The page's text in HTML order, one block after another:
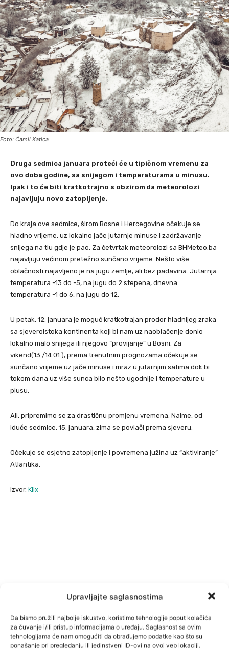
Upravljajte saglasnostima
Da bismo pružili najbolje iskustvo, koristimo tehnologije poput kolačića
za čuvanje i/ili pristup informacijama o uređaju. Saglasnost sa ovim
tehnologijama će nam omogućiti da obrađujemo podatke kao što su
ponašanje pri pregledanju ili jedinstveni ID-ovi na ovoj veb lokaciji.
Foto: Ćamil Katica
Druga sedmica januara proteći će u tipičnom vremenu za
ovo doba godine, sa snijegom i temperaturama u minusu.
Ipak i to će biti kratkotrajno s obzirom da meteorolozi
najavljuju novo zatopljenje.
Do kraja ove sedmice, širom Bosne i Hercegovine očekuje se
hladno vrijeme, uz lokalno jače jutarnje minuse i zadržavanje
snijega na tlu gdje je pao. Za četvrtak meteorolozi sa BHMeteo.ba
najavljuju većinom pretežno sunčano vrijeme. Nešto više
oblačnosti najavljeno je na jugu zemlje, ali bez padavina. Jutarnja
temperatura -13 do -5, na jugu do 2 stepena, dnevna
temperatura -1 do 6, na jugu do 12.
U petak, 12. januara je moguć kratkotrajan prodor hladnijeg zraka
sa sjeveroistoka kontinenta koji bi nam uz naoblačenje donio
lokalno malo snijega ili njegovo “provijanje” u Bosni. Za
vikend(13./14.01.), prema trenutnim prognozama očekuje se
sunčano vrijeme uz jače minuse i mraz u jutarnjim satima dok bi
tokom dana uz više sunca bilo nešto ugodnije i temperature u
plusu.
Ali, pripremimo se za drastičnu promjenu vremena. Naime, od
iduće sedmice, 15. januara, zima se povlači prema sjeveru.
Očekuje se osjetno zatopljenje i povremena južina uz “aktiviranje”
Atlantika.
Izvor. Klix